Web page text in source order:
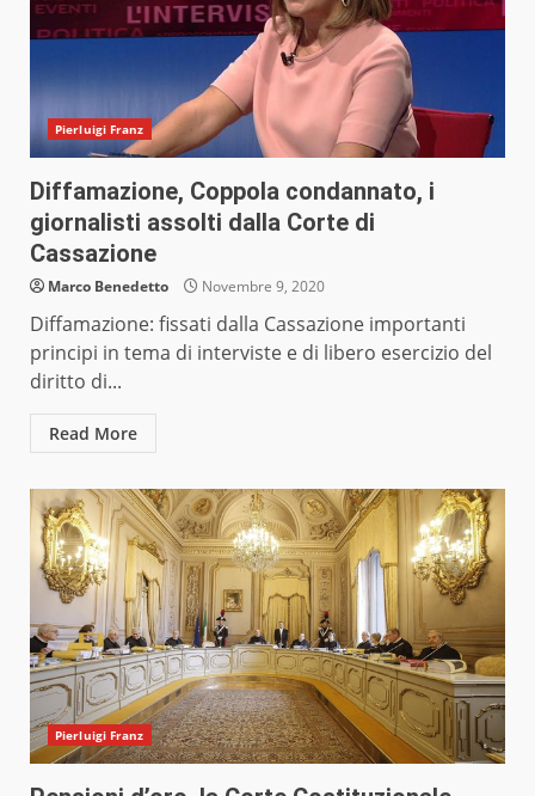
Pierluigi Franz
Diffamazione, Coppola condannato, i
giornalisti assolti dalla Corte di
Cassazione
Marco Benedetto Novembre 9, 2020
Diffamazione: fissati dalla Cassazione importanti
principi in tema di interviste e di libero esercizio del
diritto di...
Read More
Pierluigi Franz